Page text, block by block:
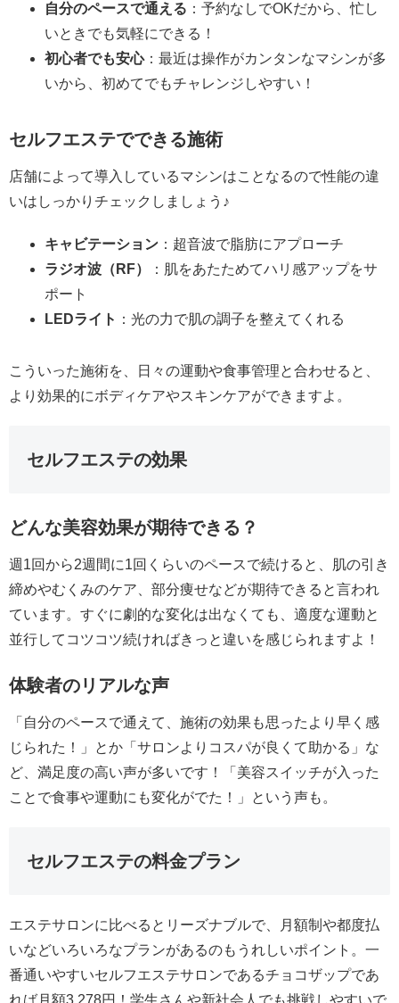
自分のペースで通える ：予約なしでOKだから、忙し
いときでも気軽にできる！
初心者でも安心：最近は操作がカンタンなマシンが多
いから、初めてでもチャレンジしやすい！
セルフエステでできる施術
店舗によって導入しているマシンはことなるので性能の違
いはしっかりチェックしましょう♪
キャビテーション ：超音波で脂肪にアプローチ
ラジオ波（RF）
：肌をあたためてハリ感アップをサ
ポート
LEDライト ：光の力で肌の調子を整えてくれる
こういった施術を、日々の運動や食事管理と合わせると、
より効果的にボディケアやスキンケアができますよ。
セルフエステの効果
どんな美容効果が期待できる？
週1回から2週間に1回くらいのペースで続けると、肌の引き
締めやむくみのケア、部分痩せなどが期待できると言われ
ています。すぐに劇的な変化は出なくても、適度な運動と
並行してコツコツ続ければきっと違いを感じられますよ！
体験者のリアルな声
「自分のペースで通えて、施術の効果も思ったより早く感
じられた！」とか「サロンよりコスパが良くて助かる」な
ど、満足度の高い声が多いです！「美容スイッチが入った
ことで食事や運動にも変化がでた！」という声も。
セルフエステの料金プラン
エステサロンに比べるとリーズナブルで、月額制や都度払
いなどいろいろなプランがあるのもうれしいポイント。一
番通いやすいセルフエステサロンであるチョコザップであ
れば月額3,278円！学生さんや新社会人でも挑戦しやすいで